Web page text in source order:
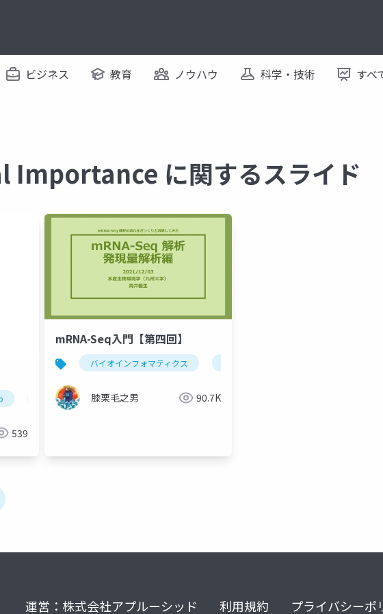
ビジネス 教育 ノウハウ 科学・技術 すべ
Importance に関するスライド
ssmonline lt
539
mRNA-Seq入門【第四回】
バイオインフォマティクス
膝栗毛之男 90.7K
運営：株式会社アプルーシッド 利用規約 プライバシーポ